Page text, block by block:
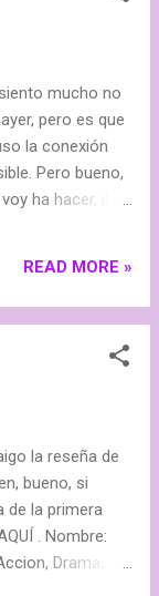
cual es su
que deben
principio de la
apodo, edad
que haga, y
com mínimo
uno, basá...
mucho no
pero es que
la conexión
Pero bueno,
ha hacer, ¡Un
y que
esta chica
READ MORE »
la reseña de
bueno, si
de la primera
. Nombre:
Drama,